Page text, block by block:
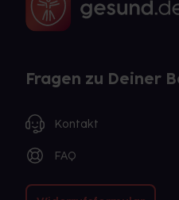
Fragen zu Deiner
Kontakt
FAQ